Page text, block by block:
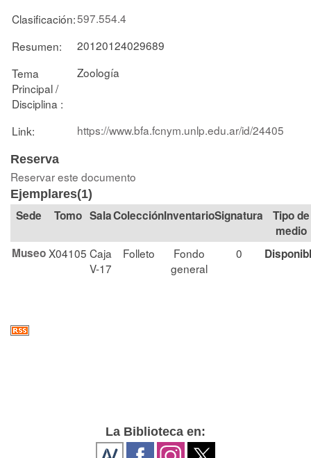
Clasificación:597.554.4
Resumen:
20120124029689
Tema
Principal /
Disciplina :
Zoología
Link: https://www.bfa.fcnym.unlp.edu.ar/id/24405
Reserva
Reservar este documento
Ejemplares(1)
Tomo SalaColección Signatura
Tipo de
medio
MuseoX04105 Caja
V-17
Folleto
Fondo
general
0
La Biblioteca en: